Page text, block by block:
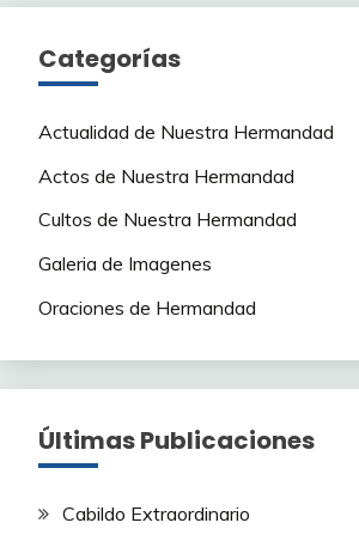
Categorías
Actualidad de Nuestra Hermandad
Actos de Nuestra Hermandad
Cultos de Nuestra Hermandad
Galeria de Imagenes
Oraciones de Hermandad
Últimas Publicaciones
Cabildo Extraordinario